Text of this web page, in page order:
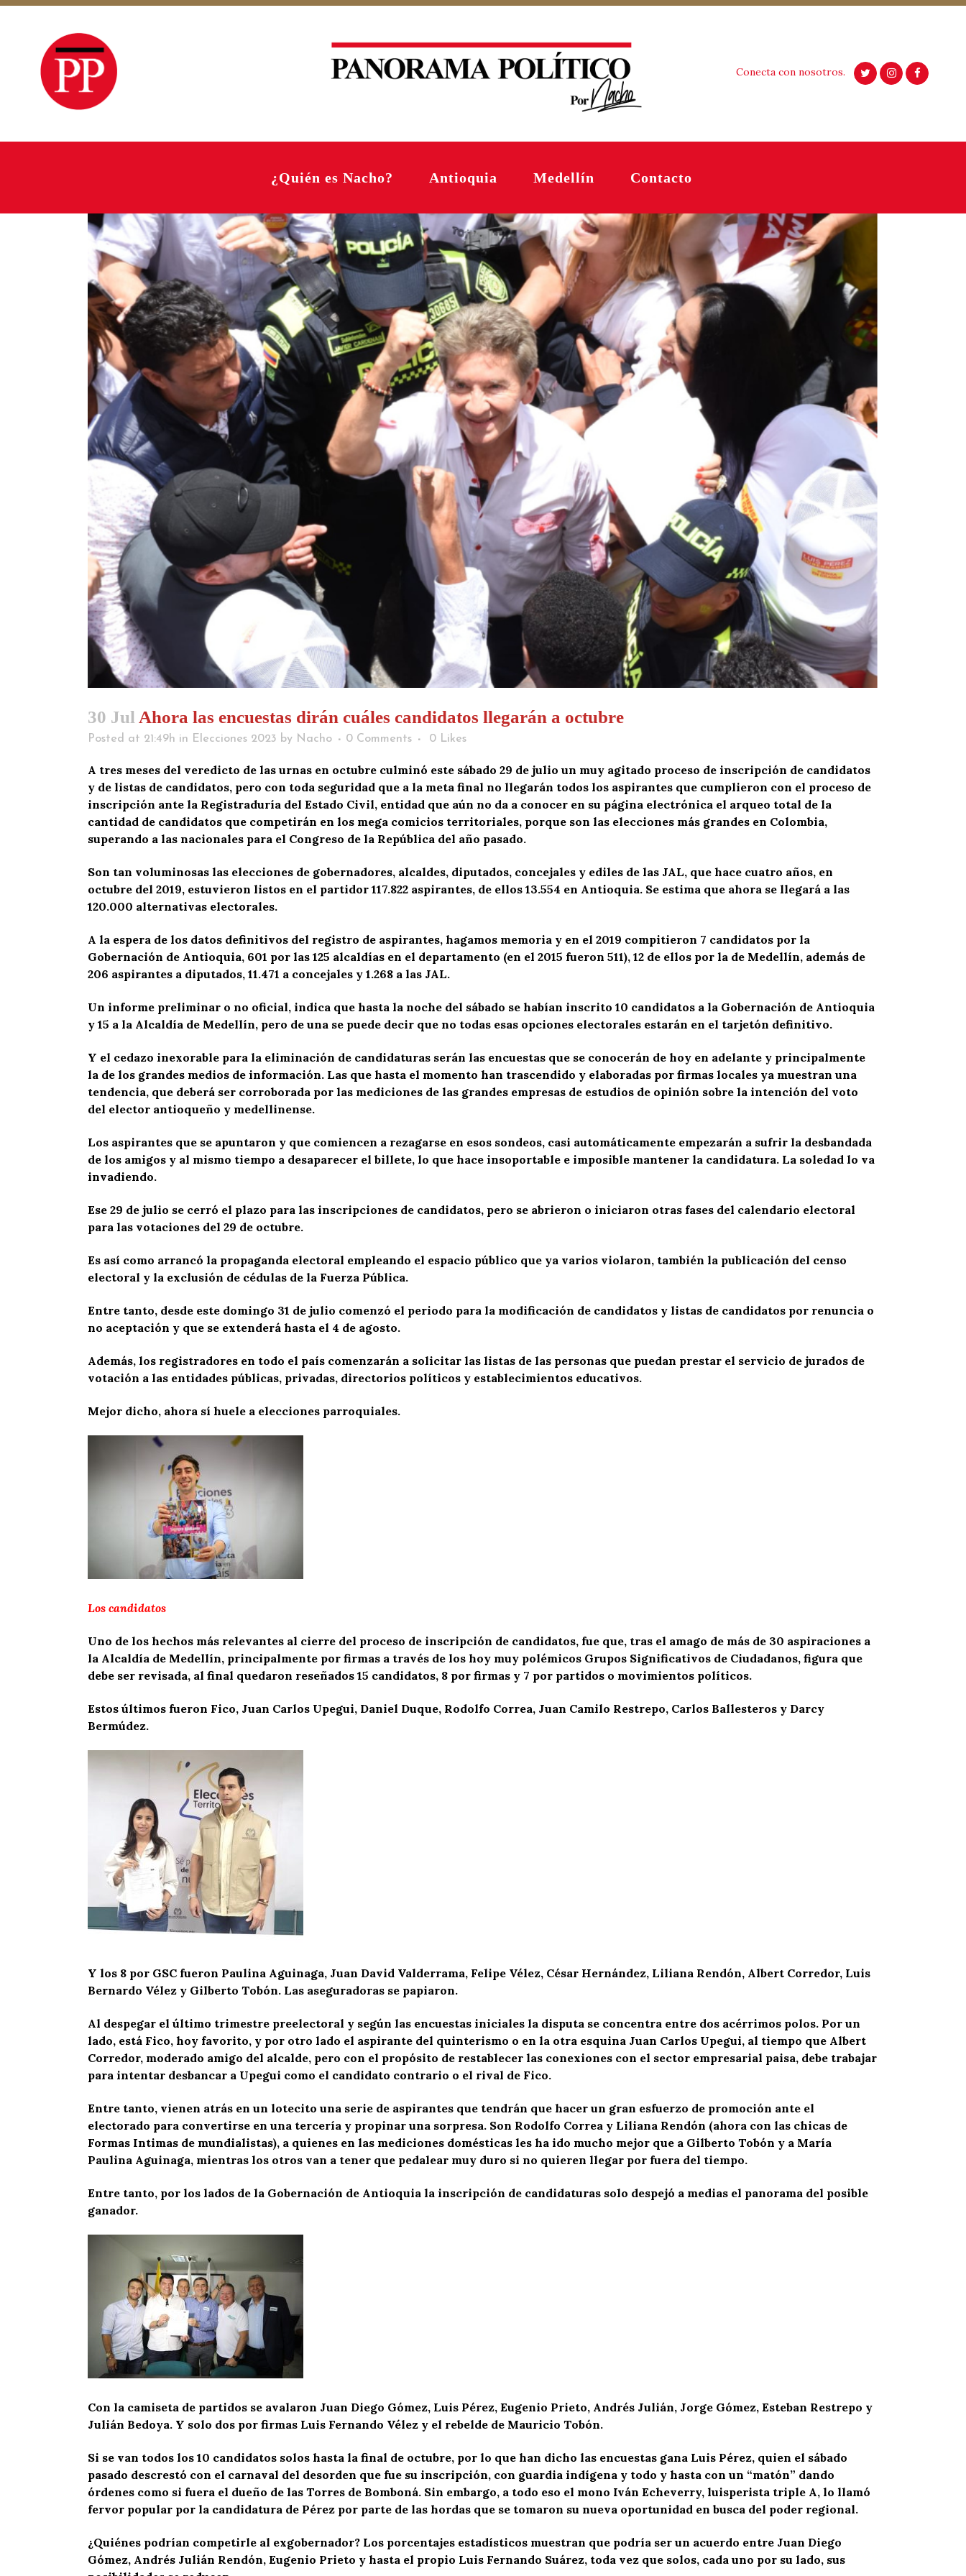
Conecta con nosotros.
¿Quién es Nacho? Antioquia Medellín Contacto
30 Jul Ahora las encuestas dirán cuáles candidatos llegarán a octubre
Posted at 21:49h in Elecciones 2023 by Nacho 0 Comments 0 Likes
A tres meses del veredicto de las urnas en octubre culminó este sábado 29 de julio un muy agitado proceso de inscripción de candidatos
y de listas de candidatos, pero con toda seguridad que a la meta final no llegarán todos los aspirantes que cumplieron con el proceso de
inscripción ante la Registraduría del Estado Civil, entidad que aún no da a conocer en su página electrónica el arqueo total de la
cantidad de candidatos que competirán en los mega comicios territoriales, porque son las elecciones más grandes en Colombia,
superando a las nacionales para el Congreso de la República del año pasado.
Son tan voluminosas las elecciones de gobernadores, alcaldes, diputados, concejales y ediles de las JAL, que hace cuatro años, en
octubre del 2019, estuvieron listos en el partidor 117.822 aspirantes, de ellos 13.554 en Antioquia. Se estima que ahora se llegará a las
120.000 alternativas electorales.
A la espera de los datos definitivos del registro de aspirantes, hagamos memoria y en el 2019 compitieron 7 candidatos por la
Gobernación de Antioquia, 601 por las 125 alcaldías en el departamento (en el 2015 fueron 511), 12 de ellos por la de Medellín, además de
206 aspirantes a diputados, 11.471 a concejales y 1.268 a las JAL.
Un informe preliminar o no oficial, indica que hasta la noche del sábado se habían inscrito 10 candidatos a la Gobernación de Antioquia
y 15 a la Alcaldía de Medellín, pero de una se puede decir que no todas esas opciones electorales estarán en el tarjetón definitivo.
Y el cedazo inexorable para la eliminación de candidaturas serán las encuestas que se conocerán de hoy en adelante y principalmente
la de los grandes medios de información. Las que hasta el momento han trascendido y elaboradas por firmas locales ya muestran una
tendencia, que deberá ser corroborada por las mediciones de las grandes empresas de estudios de opinión sobre la intención del voto
del elector antioqueño y medellinense.
Los aspirantes que se apuntaron y que comiencen a rezagarse en esos sondeos, casi automáticamente empezarán a sufrir la desbandada
de los amigos y al mismo tiempo a desaparecer el billete, lo que hace insoportable e imposible mantener la candidatura. La soledad lo va
invadiendo.
Ese 29 de julio se cerró el plazo para las inscripciones de candidatos, pero se abrieron o iniciaron otras fases del calendario electoral
para las votaciones del 29 de octubre.
Es así como arrancó la propaganda electoral empleando el espacio público que ya varios violaron, también la publicación del censo
electoral y la exclusión de cédulas de la Fuerza Pública.
Entre tanto, desde este domingo 31 de julio comenzó el periodo para la modificación de candidatos y listas de candidatos por renuncia o
no aceptación y que se extenderá hasta el 4 de agosto.
Además, los registradores en todo el país comenzarán a solicitar las listas de las personas que puedan prestar el servicio de jurados de
votación a las entidades públicas, privadas, directorios políticos y establecimientos educativos.
Mejor dicho, ahora sí huele a elecciones parroquiales.
Los candidatos
Uno de los hechos más relevantes al cierre del proceso de inscripción de candidatos, fue que, tras el amago de más de 30 aspiraciones a
la Alcaldía de Medellín, principalmente por firmas a través de los hoy muy polémicos Grupos Significativos de Ciudadanos, figura que
debe ser revisada, al final quedaron reseñados 15 candidatos, 8 por firmas y 7 por partidos o movimientos políticos.
Estos últimos fueron Fico, Juan Carlos Upegui, Daniel Duque, Rodolfo Correa, Juan Camilo Restrepo, Carlos Ballesteros y Darcy
Bermúdez.
Y los 8 por GSC fueron Paulina Aguinaga, Juan David Valderrama, Felipe Vélez, César Hernández, Liliana Rendón, Albert Corredor, Luis
Bernardo Vélez y Gilberto Tobón. Las aseguradoras se papiaron.
Al despegar el último trimestre preelectoral y según las encuestas iniciales la disputa se concentra entre dos acérrimos polos. Por un
lado, está Fico, hoy favorito, y por otro lado el aspirante del quinterismo o en la otra esquina Juan Carlos Upegui, al tiempo que Albert
Corredor, moderado amigo del alcalde, pero con el propósito de restablecer las conexiones con el sector empresarial paisa, debe trabajar
para intentar desbancar a Upegui como el candidato contrario o el rival de Fico.
Entre tanto, vienen atrás en un lotecito una serie de aspirantes que tendrán que hacer un gran esfuerzo de promoción ante el
electorado para convertirse en una tercería y propinar una sorpresa. Son Rodolfo Correa y Liliana Rendón (ahora con las chicas de
Formas Intimas de mundialistas), a quienes en las mediciones domésticas les ha ido mucho mejor que a Gilberto Tobón y a María
Paulina Aguinaga, mientras los otros van a tener que pedalear muy duro si no quieren llegar por fuera del tiempo.
Entre tanto, por los lados de la Gobernación de Antioquia la inscripción de candidaturas solo despejó a medias el panorama del posible
ganador.
Con la camiseta de partidos se avalaron Juan Diego Gómez, Luis Pérez, Eugenio Prieto, Andrés Julián, Jorge Gómez, Esteban Restrepo y
Julián Bedoya. Y solo dos por firmas Luis Fernando Vélez y el rebelde de Mauricio Tobón.
Si se van todos los 10 candidatos solos hasta la final de octubre, por lo que han dicho las encuestas gana Luis Pérez, quien el sábado
pasado descrestó con el carnaval del desorden que fue su inscripción, con guardia indígena y todo y hasta con un “matón” dando
órdenes como si fuera el dueño de las Torres de Bomboná. Sin embargo, a todo eso el mono Iván Echeverry, luisperista triple A, lo llamó
fervor popular por la candidatura de Pérez por parte de las hordas que se tomaron su nueva oportunidad en busca del poder regional.
¿Quiénes podrían competirle al exgobernador? Los porcentajes estadísticos muestran que podría ser un acuerdo entre Juan Diego
Gómez, Andrés Julián Rendón, Eugenio Prieto y hasta el propio Luis Fernando Suárez, toda vez que solos, cada uno por su lado, sus